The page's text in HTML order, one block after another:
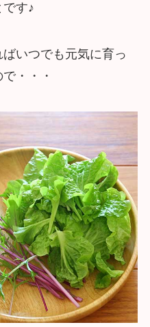
す♪
いつでも元気に育っ
・・・